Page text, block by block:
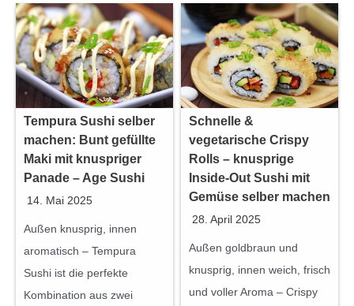
l
i
c
h
e
r
P
r
e
i
s
w
a
r
r
P
r
e
i
s
i
s
t
€
2
7
,
G
i
m
b
a
p
K
o
c
Tempura Sushi selber
machen: Bunt gefüllte
Maki mit knuspriger
Panade – Age Sushi
14. Mai 2025
Außen knusprig, innen
aromatisch – Tempura
Sushi ist die perfekte
Kombination aus zwei
Schnelle &
vegetarische Crispy
Rolls – knusprige
Inside-Out Sushi mit
Gemüse selber machen
28. April 2025
Außen goldbraun und
knusprig, innen weich, frisch
und voller Aroma – Crispy